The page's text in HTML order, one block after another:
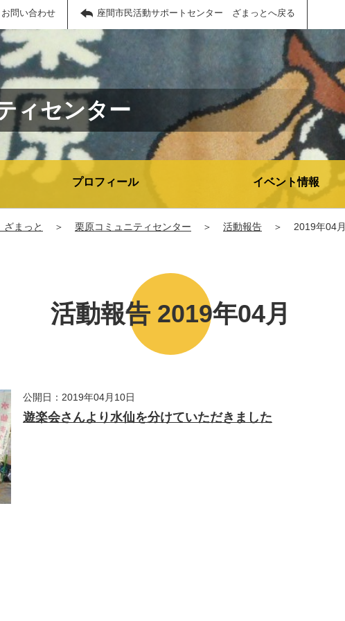
お問い合わせ 座間市民活動サポートセンター ざまっとへ戻る
ィセンター
プロフィール イベント情報
まっと ＞ 栗原コミュニティセンター ＞ 活動報告 ＞ 2019年04月
活動報告 2019年04月
公開日：2019年04月10日
遊楽会さんより水仙を分けていただきました